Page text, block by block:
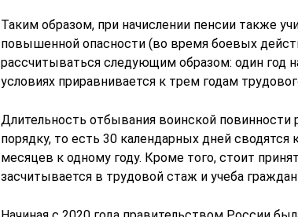
Таким образом, при начислении пенсии также
повышенной опасности (во время боевых
рассчитываться следующим образом: один год
условиях приравнивается к трем годам
Длительность отбывания воинской повинности
порядку, то есть 30 календарных дней
месяцев к одному году. Кроме того, стоит
засчитывается в трудовой стаж и учеба